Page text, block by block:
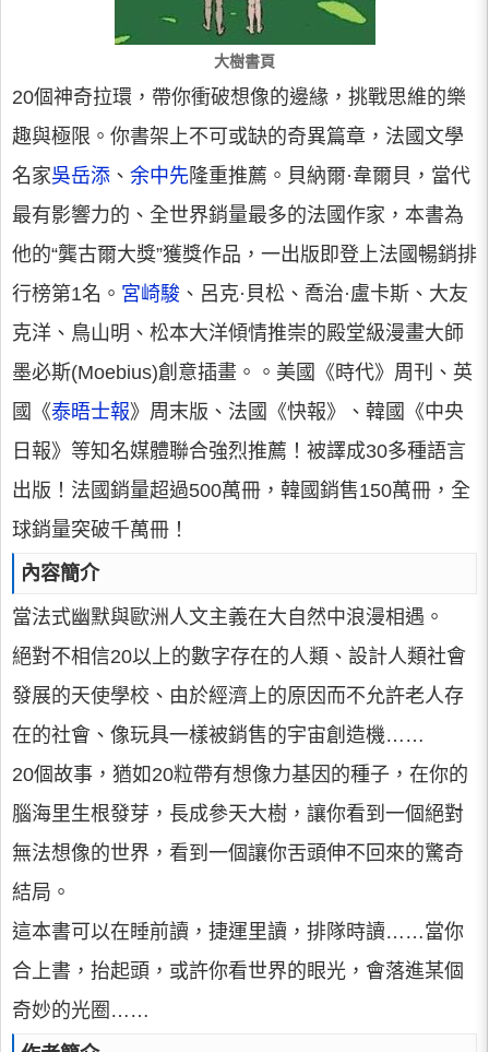
大樹書頁
20個神奇拉環，帶你衝破想像的邊緣，挑戰思維的樂
趣與極限。你書架上不可或缺的奇異篇章，法國文學
名家吳岳添 、 余中先隆重推薦。貝納爾·韋爾貝，當代
最有影響力的、全世界銷量最多的法國作家，本書為
他的“龔古爾大獎”獲獎作品，一出版即登上法國暢銷排
行榜第1名。 宮崎駿 、呂克·貝松、喬治·盧卡斯、大友
克洋、鳥山明、松本大洋傾情推崇的殿堂級漫畫大師
墨必斯(Moebius)創意插畫。。美國《時代》周刊、英
國《泰晤士報》周末版、法國《快報》、韓國《中央
日報》等知名媒體聯合強烈推薦！被譯成30多種語言
出版！法國銷量超過500萬冊，韓國銷售150萬冊，全
球銷量突破千萬冊！
內容簡介
當法式幽默與歐洲人文主義在大自然中浪漫相遇。
絕對不相信20以上的數字存在的人類、設計人類社會
發展的天使學校、由於經濟上的原因而不允許老人存
在的社會、像玩具一樣被銷售的宇宙創造機……
20個故事，猶如20粒帶有想像力基因的種子，在你的
腦海里生根發芽，長成參天大樹，讓你看到一個絕對
無法想像的世界，看到一個讓你舌頭伸不回來的驚奇
結局。
這本書可以在睡前讀，捷運里讀，排隊時讀……當你
合上書，抬起頭，或許你看世界的眼光，會落進某個
奇妙的光圈……